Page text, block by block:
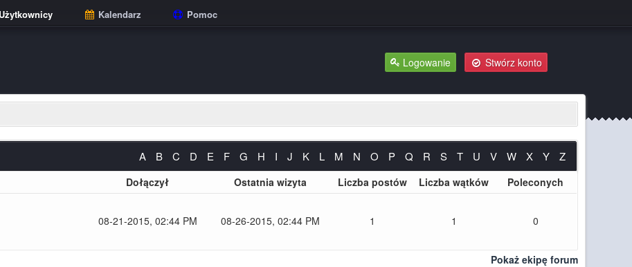
Użytkownicy Kalendarz Pomoc
Logowanie Stwórz konto
A B C D E F G H I J K L M N O P Q R S T U V W X Y Z
Dołączył Ostatnia wizyta Liczba postów Liczba wątków
Poleconych
08-21-2015, 02:44 PM 08-26-2015, 02:44 PM 1 1 0
Pokaż ekipę forum